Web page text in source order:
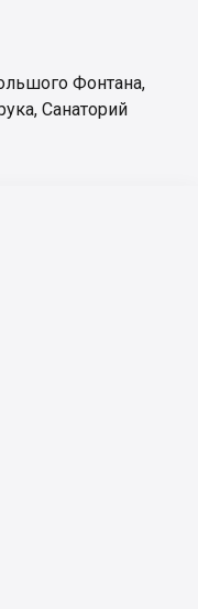
Фонтана,
, Санаторий